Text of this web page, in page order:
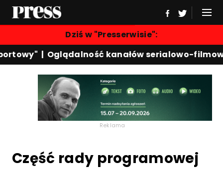
Dziś w "Presserwisie":
|Oglądalność kanałów serialowo-
Reklama
Część rady programowej